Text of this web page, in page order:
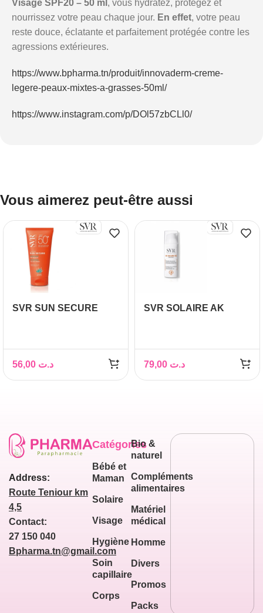
Visage SPF20 – 50 ml , vous hydratez, protégez et
nourrissez votre peau chaque jour. En effet, votre peau
reste douce, éclatante et parfaitement protégée contre les
agressions extérieures.
https://www.bpharma.tn/produit/innovaderm-creme-
legere-peaux-mixtes-a-grasses-50ml/
https://www.instagram.com/p/DOl57zbCLl0/
Vous aimerez peut-être aussi
SVR SUN SECURE
د.ت
SVR SOLAIRE AK
PROTECTION SPF50+
50ML
د.ت
Address:
Route Teniour km
4,5
Contact:
27 150 040
Bpharma.tn@gmail.com
Catégories
Bébé et
Maman
Solaire
Visage
Hygiène
Soin
capillaire
Corps
Bio &
naturel
Compléments
alimentaires
Matériel
médical
Homme
Divers
Promos
Packs